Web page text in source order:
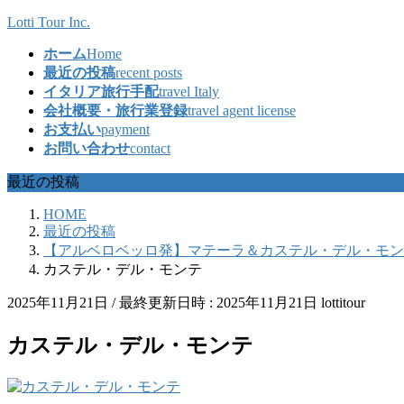
コ
ッ
プ
ナ
移
動
Lotti Tour Inc.
ホームHome
最近の投稿recent posts
イタリア旅行手配travel Italy
会社概要・旅行業登録travel agent license
お支払いpayment
お問い合わせcontact
最近の投稿
HOME
最近の投稿
【アルベロベッロ発】マテーラ＆カステル・デル・モ
カステル・デル・モンテ
2025年11月21日 / 最終更新日時 : 2025年11月21日 lottitour
カステル・デル・モンテ